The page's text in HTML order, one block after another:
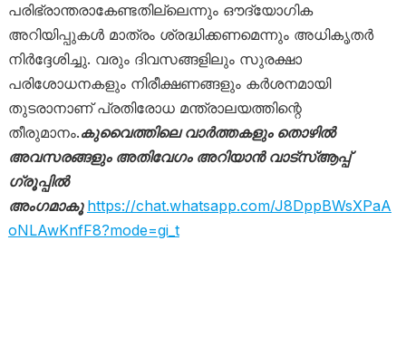
പരിഭ്രാന്തരാകേണ്ടതില്ലെന്നും ഔദ്യോഗിക
അറിയിപ്പുകൾ മാത്രം ശ്രദ്ധിക്കണമെന്നും അധികൃതർ
നിർദ്ദേശിച്ചു. വരും ദിവസങ്ങളിലും സുരക്ഷാ
പരിശോധനകളും നിരീക്ഷണങ്ങളും കർശനമായി
തുടരാനാണ് പ്രതിരോധ മന്ത്രാലയത്തിന്റെ
തീരുമാനം.കുവൈത്തിലെ വാർത്തകളും തൊഴിൽ
അവസരങ്ങളും അതിവേഗം അറിയാൻ വാട്സ്ആപ്പ്
ഗ്രൂപ്പിൽ
അംഗമാകൂ https://chat.whatsapp.com/J8DppBWsXPaA
oNLAwKnfF8?mode=gi_t